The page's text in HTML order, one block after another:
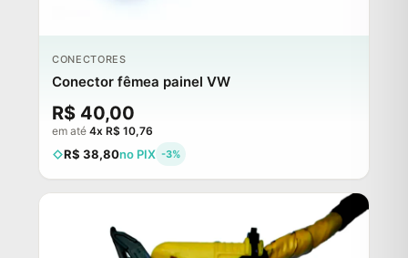
CONECTORES
Conector fêmea painel VW
R$ 40,00
em até 4x R$ 10,76
R$ 38,80no PIX -3%